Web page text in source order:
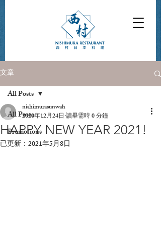
文章
All Posts
Promotions
All Posts
HAPPY NEW YEAR 2021!
nishimurasunwah
2020年12月24日 讀畢需時 0 分鐘
已更新： 2021年5月8日